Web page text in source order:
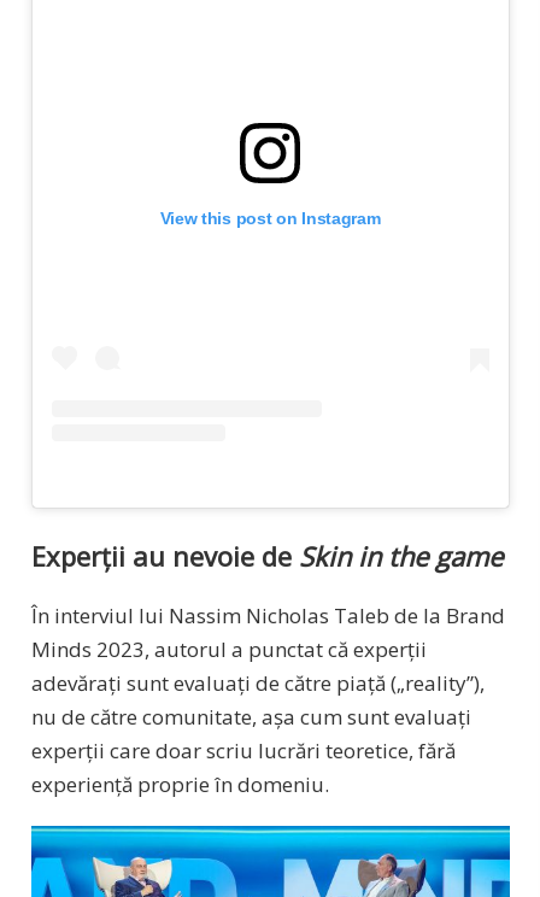
View this post on Instagram
Experții au nevoie de Skin in the game
În interviul lui Nassim Nicholas Taleb de la Brand
Minds 2023, autorul a punctat că experții
adevărați sunt evaluați de către piață („reality”),
nu de către comunitate, așa cum sunt evaluați
experții care doar scriu lucrări teoretice, fără
experiență proprie în domeniu.